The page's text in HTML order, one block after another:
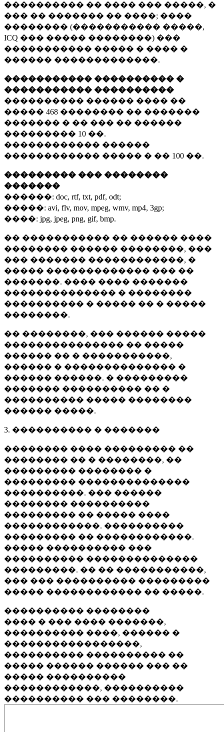
���������� �� ���� ��� �����, �
��� �� ������� �� ����; ����
�������� (����������� �����,
ICQ ��� ����� ��������) ���
����������� ����� � ���� �
������ �������������.
����������� ���������� �
����������� ����������
���������� ������ ���� ��
����� 468 �������� �� �������
������� � �� ��� �� ������
��������� 10 ��.
������������ ������
������������ ����� � �� 100 ��.
��������� ��� ��������
�������
������: doc, rtf, txt, pdf, odt;
�����: avi, flv, mov, mpeg, wmv, mp4, 3gp;
����: jpg, jpeg, png, gif, bmp.
�� ����������� �� ������ ����
�������� ������ ��������, ���
��� ������� ������������, �
����� ������������� ��� ��
�������. ���� ���� �������
�������������� � ��������
���������� � ����� �� � �����
��������.
�� ��������, ��� ������ �����
��������������� �� �����
������ �� � �����������,
������ � �������������� �
������ ������. � ���������
������� ���������� �� �
���������� ����� ��������
������ �����.
3. ���������� � �������
�������� ���� ��������� ��
�������� �� � ��������, ��
��������� �������� �
��������� ��������������
����������. ��� ������
�������� ����������
��������� �� ����� ����
������������. ����������
��������� �� ������������.
����� ���������� ���
���������� ��������������
���������. �� �� �����������,
��� ��� ���������� ���������
����� ������������ �� �����.
���������� ��������
���� � ��� ���� �������,
���������� ����, ������ �
�����������������,
���������� ���������� ��
����� ������ ������ ��� ��
����� ����������
������������, ����������
���������� ��� ��������.